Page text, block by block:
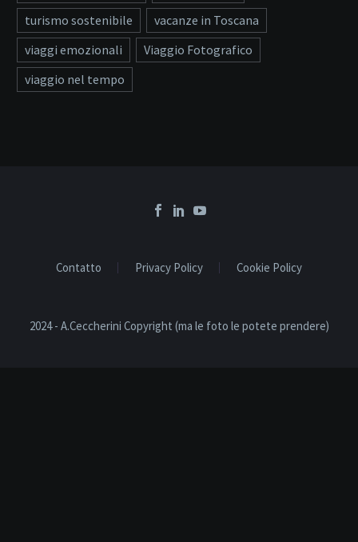
turismo sostenibile
vacanze in Toscana
viaggi emozionali
Viaggio Fotografico
viaggio nel tempo
Contatto Privacy Policy Cookie Policy
2024 - A.Ceccherini Copyright (ma le foto le potete prendere)